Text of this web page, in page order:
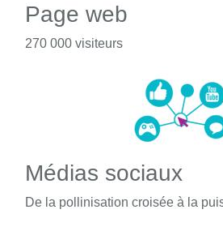
Page web
270 000 visiteurs
Médias sociaux
De la pollinisation croisée à la